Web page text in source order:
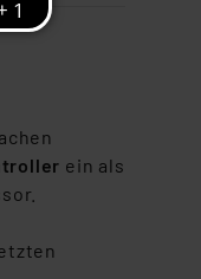
ein als